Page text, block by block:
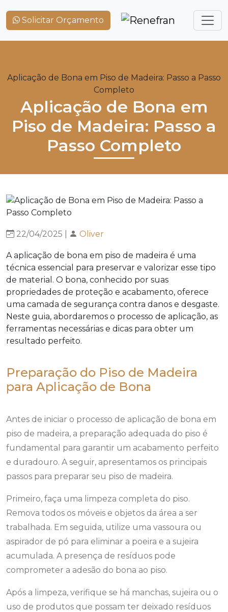
Solicitar Orçamento
Aplicação de Bona em Piso de Madeira: Passo a Passo
Completo
Aplicação de Bona em
Piso de Madeira: Passo a
Passo Completo
22/04/2025 | Oliver
A aplicação de bona em piso de madeira é uma
técnica essencial para preservar e valorizar esse tipo
de material. O bona, conhecido por suas
propriedades de proteção e acabamento, oferece
uma camada de segurança contra danos e desgaste.
Neste guia, abordaremos o processo de aplicação, as
ferramentas necessárias e dicas para obter um
resultado perfeito.
Preparação do Piso de Madeira
para Aplicação de Bona
Antes de iniciar o processo de aplicação de bona em
piso de madeira, a preparação adequada do piso é
fundamental para garantir um acabamento perfeito
e duradouro. A seguir, apresentamos os principais
passos para preparar seu piso de madeira.
Primeiro, faça uma limpeza completa do piso.
Remova todos os móveis e objetos da área a ser
trabalhada. Em seguida, utilize uma vassoura ou
aspirador de pó para eliminar a poeira e a sujeira
acumulada. A presença de resíduos pode
comprometer a adesão do bona ao piso.
Após a limpeza, verifique se há manchas, sujeira ou o
uso de produtos que possam ter deixado resíduos